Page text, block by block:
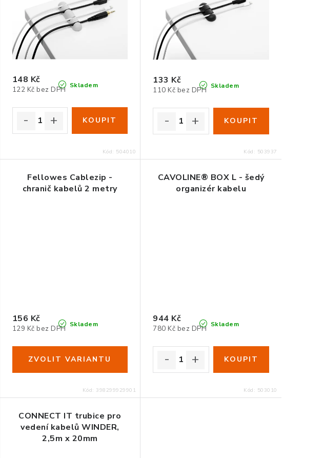
Skladem
122 Kč bez DPH
148 Kč
Kód: 504010
Skladem
110 Kč bez DPH
133 Kč
Kód: 503937
Fellowes Cablezip -
chranič kabelů 2 metry
Skladem
129 Kč bez DPH
156 Kč
Kód: 398299929901
CAVOLINE® BOX L - šedý
organizér kabelu
Skladem
780 Kč bez DPH
944 Kč
Kód: 503010
CONNECT IT trubice pro
vedení kabelů WINDER,
2,5m x 20mm